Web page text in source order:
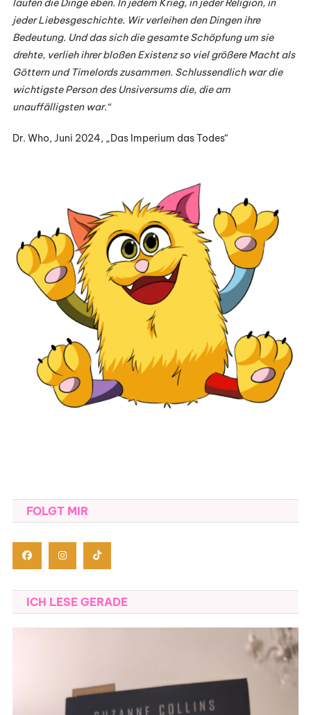
laufen die Dinge eben. In jedem Krieg, in jeder Religion, in
jeder Liebesgeschichte. Wir verleihen den Dingen ihre
Bedeutung. Und das sich die gesamte Schöpfung um sie
drehte, verlieh ihrer bloßen Existenz so viel größere Macht als
Göttern und Timelords zusammen. Schlussendlich war die
wichtigste Person des Unsiversums die, die am
unauffälligsten war.“
Dr. Who, Juni 2024, „Das Imperium das Todes“
FOLGT MIR
ICH LESE GERADE